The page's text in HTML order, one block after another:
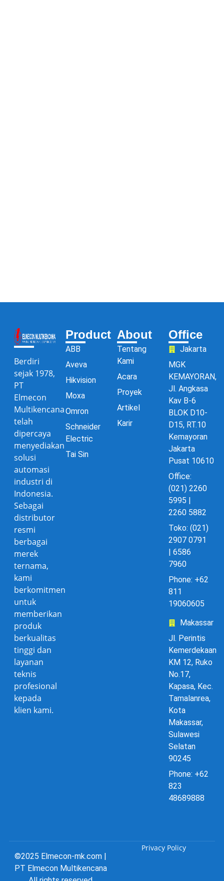
Berdiri
sejak 1978,
PT
Elmecon
Multikencana
telah
dipercaya
menyediakan
solusi
automasi
industri di
Indonesia.
Sebagai
distributor
resmi
berbagai
merek
ternama,
kami
berkomitmen
untuk
memberikan
produk
berkualitas
tinggi dan
layanan
teknis
profesional
kepada
klien kami.
Product
ABB
Aveva
Hikvision
Moxa
Omron
Schneider
Electric
Tai Sin
About
Tentang
Kami
Acara
Proyek
Artikel
Karir
Office
Jakarta
MGK
KEMAYORAN,
Jl. Angkasa
Kav B-6
BLOK D10-
D15, RT.10
Kemayoran
Jakarta
Pusat 10610
Office:
(021) 2260
5995 |
2260 5882
Toko: (021)
2907 0791
| 6586
7960
Phone: +62
811
19060605
Makassar
Jl. Perintis
Kemerdekaan
KM 12, Ruko
No.17,
Kapasa, Kec.
Tamalanrea,
Kota
Makassar,
Sulawesi
Selatan
90245
Phone: +62
823
48689888
©2025 Elmecon-mk.com |
PT Elmecon Multikencana
Privacy Policy